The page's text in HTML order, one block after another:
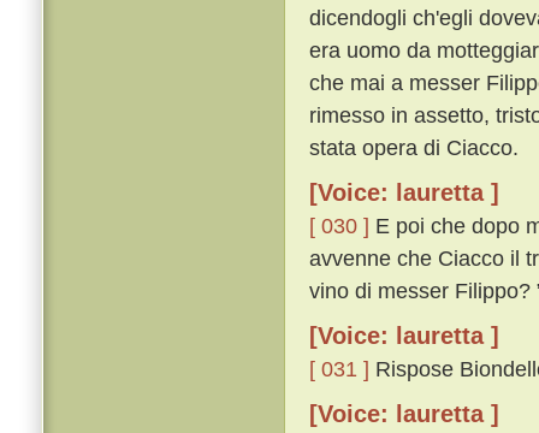
dicendogli ch'egli
era uomo da
che mai a messer
rimesso in assetto,
stata opera di Ciacco.
[Voice: lauretta ]
[ 030 ] E poi che dopo
avvenne che Ciacco il
vino di messer Filippo?
[Voice: lauretta ]
[ 031 ] Rispose
[Voice: lauretta ]